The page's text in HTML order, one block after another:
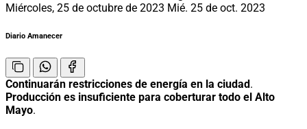
Miércoles, 25 de octubre de 2023 Mié. 25 de oct. 2023
Diario Amanecer
Continuarán restricciones de energía en la ciudad.
Producción es insuficiente para coberturar todo el Alto
Mayo.